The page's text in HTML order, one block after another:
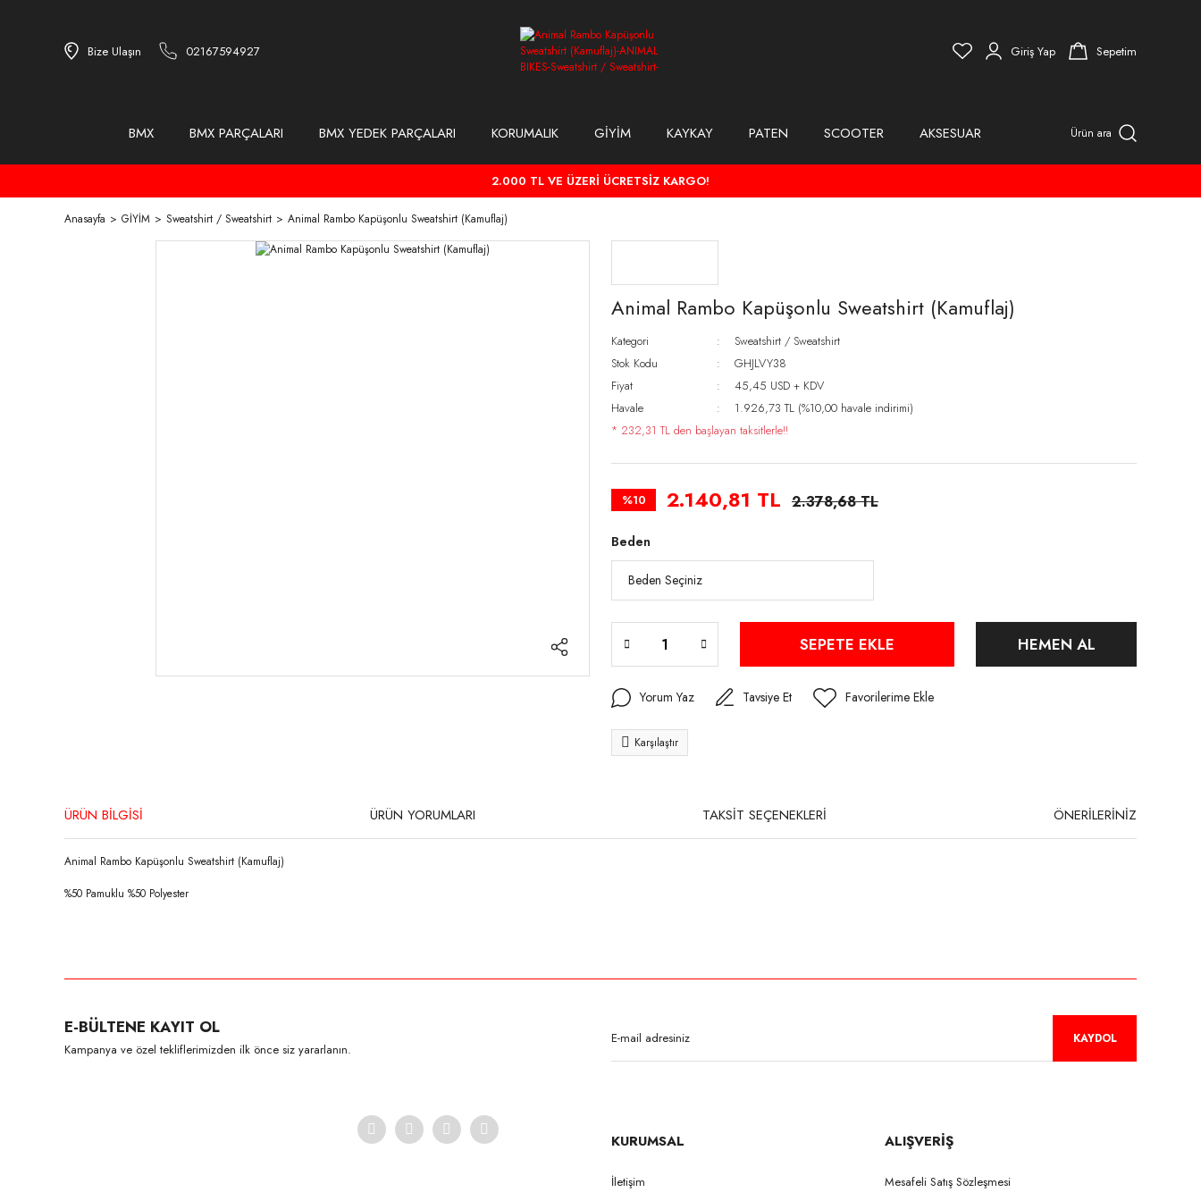
Bize Ulaşın 02167594927 Giriş Yap Sepetim
BMX BMX PARÇALARI BMX YEDEK PARÇALARI KORUMALIK GİYİM KAYKAY PATEN SCOOTER AKSESUAR Ürün ara
2.000 TL VE ÜZERİ ÜCRETSİZ KARGO!
Anasayfa GİYİM Sweatshirt / Sweatshirt Animal Rambo Kapüşonlu Sweatshirt (Kamuflaj)
Animal Rambo Kapüşonlu Sweatshirt (Kamuflaj)
Kategori
Sweatshirt / Sweatshirt
Stok Kodu
GHJLVY38
Fiyat
45,45 USD + KDV
Havale
1.926,73 TL (%10,00 havale indirimi)
* 232,31 TL den başlayan taksitlerle!!
%10 2.140,81 TL 2.378,68 TL
Beden
SEPETE EKLE HEMEN AL
Yorum Yaz Tavsiye Et
Karşılaştır
ÜRÜN BİLGİSİ ÜRÜN YORUMLARI TAKSİT SEÇENEKLERİ ÖNERİLERİNİZ
Animal Rambo Kapüşonlu Sweatshirt (Kamuflaj)
%50 Pamuklu %50 Polyester
Ürün açıklamasında eksik bilgiler bulunuyor.
Ürün bilgilerinde hatalar bulunuyor.
E-BÜLTENE KAYIT OL
Kampanya ve özel tekliflerimizden ilk önce siz yararlanın.
KAYDOL
KURUMSAL
İletişim
ALIŞVERİŞ
Mesafeli Satış Sözleşmesi